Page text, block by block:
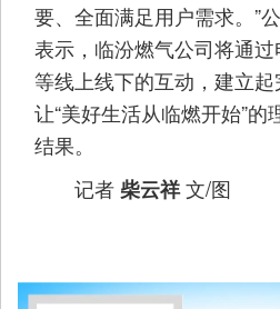
要、全面满足用户需求。”
表示，临汾燃气公司将通
等线上线下的互动，建立起
让“美好生活从临燃开始”
结果。
记者柴云祥文/图